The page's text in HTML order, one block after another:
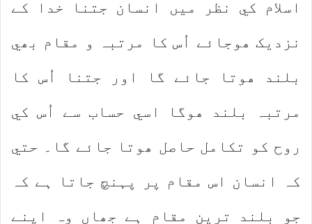
اسلام کي نظر ميں انسان جتنا خدا کے
نزديک ھوجائے اُس کا مرتبہ و مقام بھي
بلند ھوتا جائے گا اور جتنا اُس کا
مرتبہ بلند ھوگا اسي حساب سے اُس کي
روح کو تکامل حاصل ھوتا جائے گا۔ حتي
کہ انسان اس مقام پر پہنچ جاتا ہے کہ
جو بلند ترين مقام ہے جھاں وہ اپنے